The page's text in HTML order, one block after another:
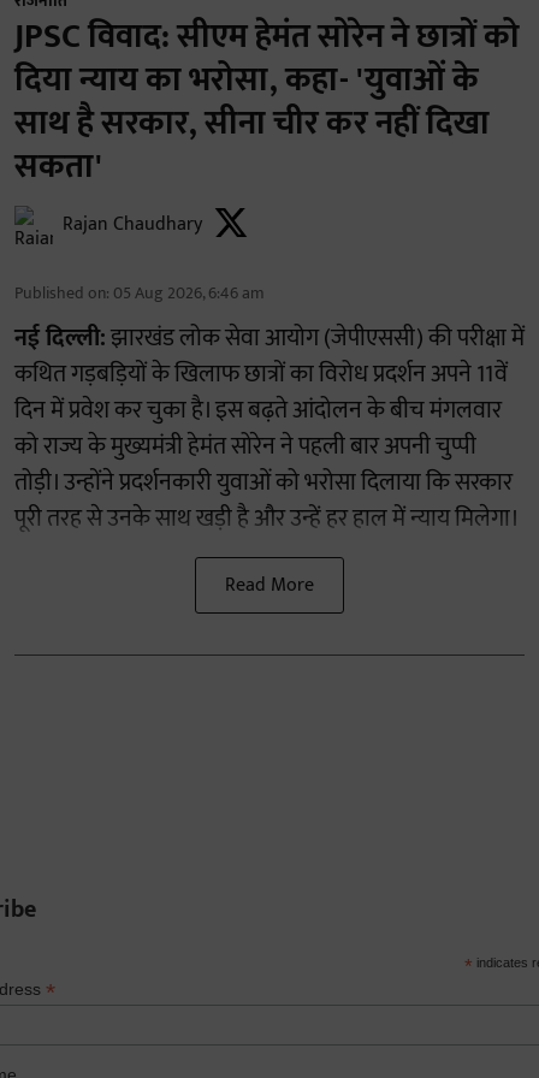
JPSC विवाद: सीएम हेमंत सोरेन ने छात्रों को
दिया न्याय का भरोसा, कहा- 'युवाओं के
साथ है सरकार, सीना चीर कर नहीं दिखा
सकता'
Rajan Chaudhary
Published on: 05 Aug 2026, 6:46 am
नई दिल्ली:झारखंड लोक सेवा आयोग (जेपीएससी) की परीक्षा में
कथित गड़बड़ियों के खिलाफ छात्रों का विरोध प्रदर्शन अपने 11वें
दिन में प्रवेश कर चुका है। इस बढ़ते आंदोलन के बीच मंगलवार
को राज्य के मुख्यमंत्री हेमंत सोरेन ने पहली बार अपनी चुप्पी
तोड़ी। उन्होंने प्रदर्शनकारी युवाओं को भरोसा दिलाया कि सरकार
पूरी तरह से उनके साथ खड़ी है और उन्हें हर हाल में न्याय मिलेगा।
Read More
* indicates
*